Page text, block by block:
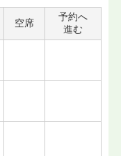
空席
予約へ
進む